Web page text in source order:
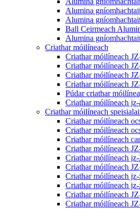
Alumina
Alumina
Ball Ceirmeach
Alumina
Criathar móilíneach
Criathar móilíneach
Criathar móilíneach
Criathar móilíneach
Criathar móilíneach
Púdar criathar
Criathar móilíneach jz-
Criathar móilíneach
Criathar móilíneach
Criathar móilíneach
Criathar móilíneach
Criathar móilíneach
Criathar móilíneach jz-
Criathar móilíneach
Criathar móilíneach
Criathar móilíneach
Criathar móilíneach
Criathar móilíneach